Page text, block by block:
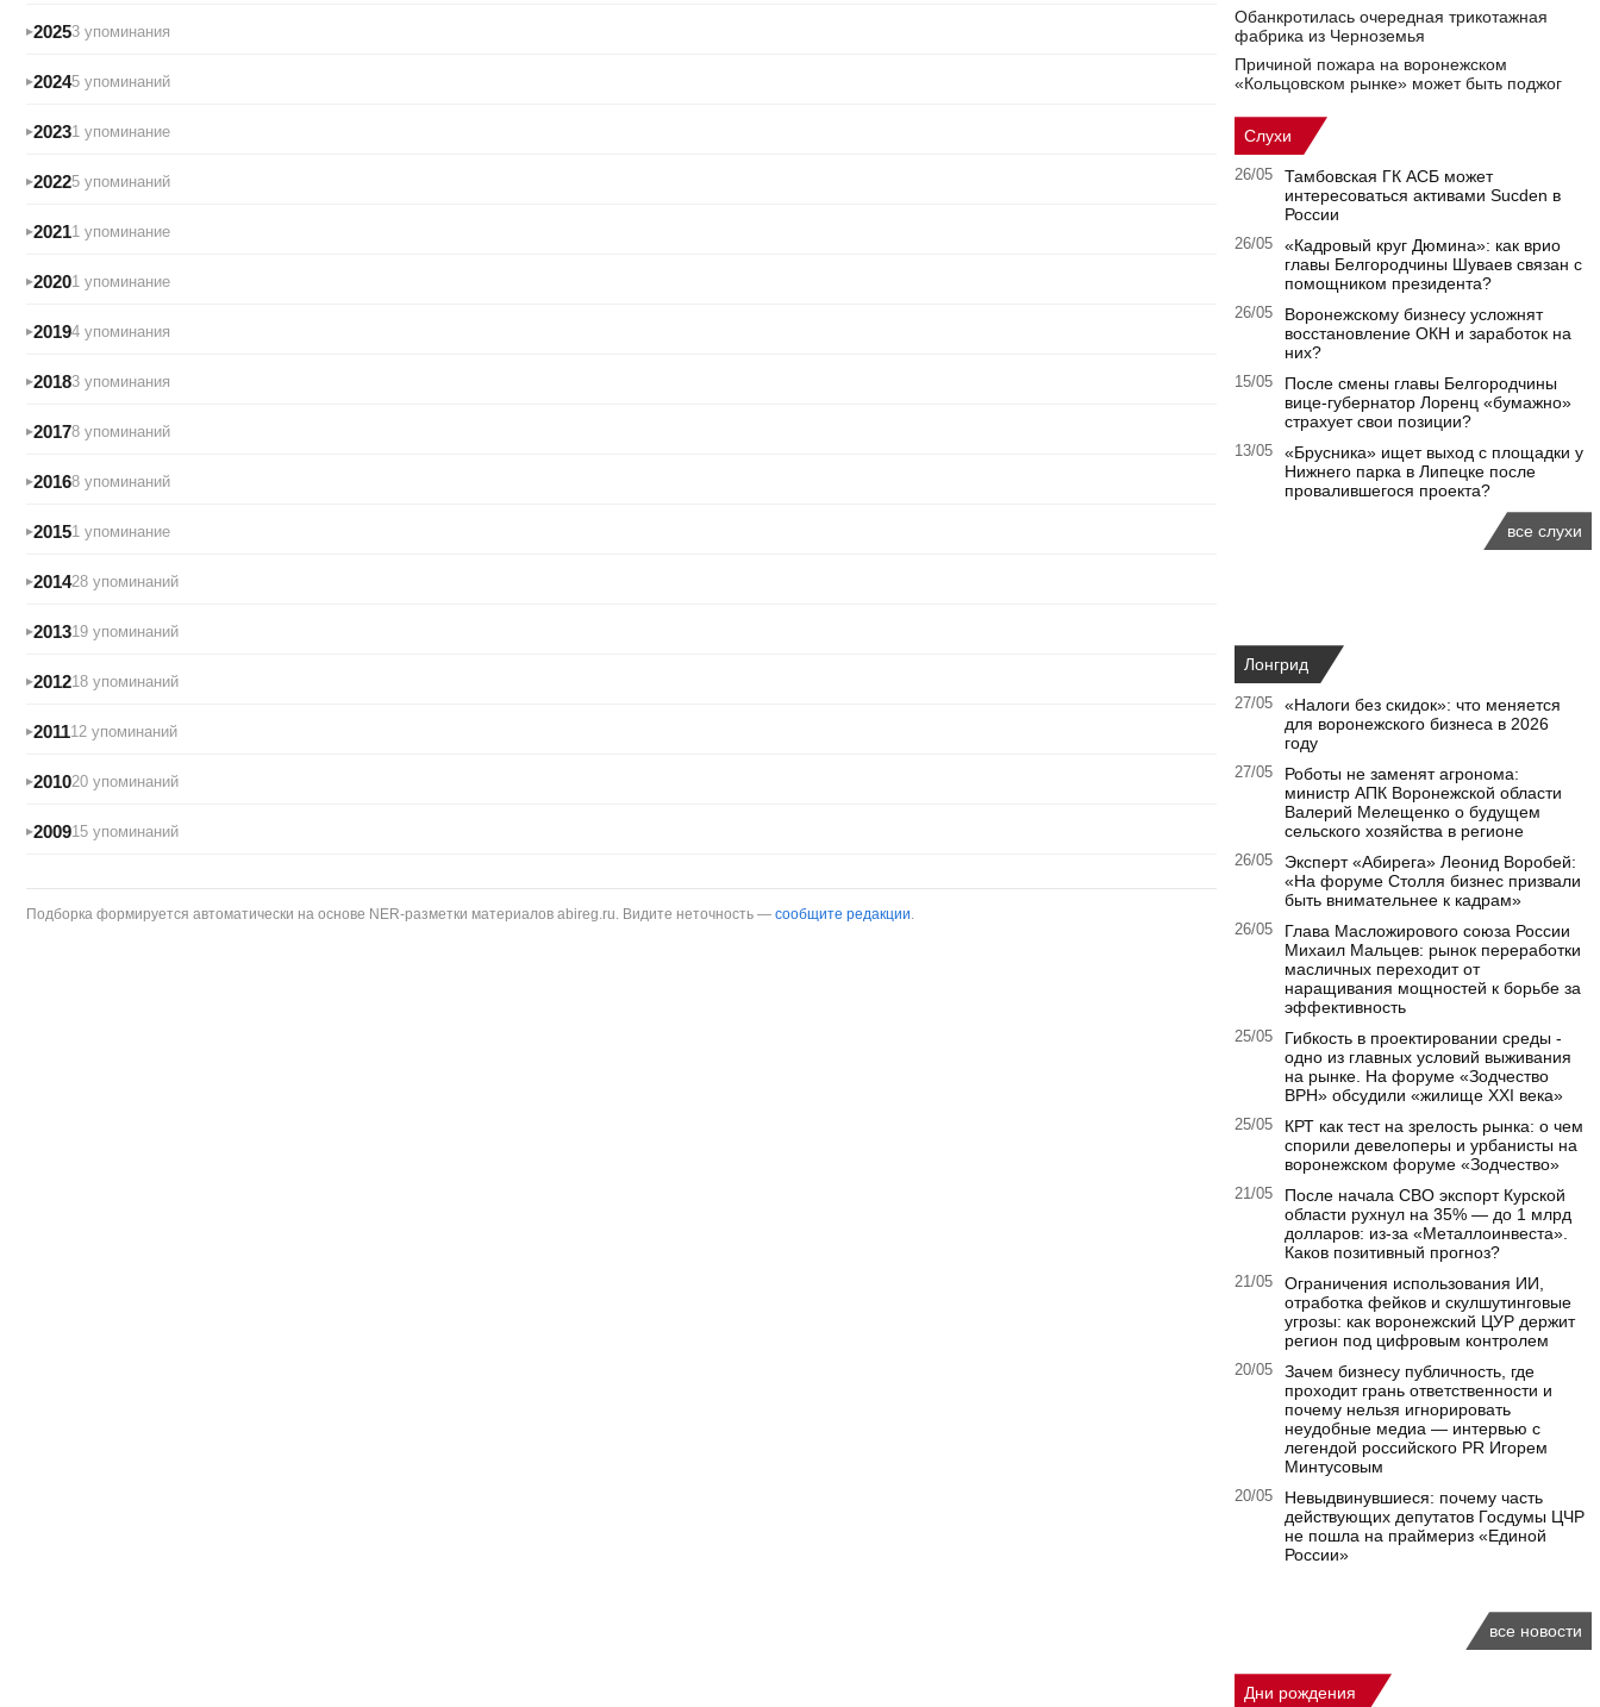
20253 упоминания
20245 упоминаний
20231 упоминание
20225 упоминаний
20211 упоминание
20201 упоминание
20194 упоминания
20183 упоминания
20178 упоминаний
20168 упоминаний
20151 упоминание
201428 упоминаний
201319 упоминаний
201218 упоминаний
201112 упоминаний
201020 упоминаний
200915 упоминаний
Подборка формируется автоматически на основе NER-разметки материалов abireg.ru. Видите неточность — сообщите редакции.
Обанкротилась очередная трикотажная
фабрика из Черноземья
Причиной пожара на воронежском
«Кольцовском рынке» может быть поджог
Слухи
26/05
Тамбовская ГК АСБ может
интересоваться активами Sucden в
России
26/05
«Кадровый круг Дюмина»: как врио
главы Белгородчины Шуваев связан с
помощником президента?
26/05
Воронежскому бизнесу усложнят
восстановление ОКН и заработок на
них?
15/05
После смены главы Белгородчины
вице-губернатор Лоренц «бумажно»
страхует свои позиции?
13/05
«Брусника» ищет выход с площадки у
Нижнего парка в Липецке после
провалившегося проекта?
все слухи
Лонгрид
27/05
«Налоги без скидок»: что меняется
для воронежского бизнеса в 2026
году
27/05
Роботы не заменят агронома:
министр АПК Воронежской области
Валерий Мелещенко о будущем
сельского хозяйства в регионе
26/05
Эксперт «Абирега» Леонид Воробей:
«На форуме Столля бизнес призвали
быть внимательнее к кадрам»
26/05
Глава Масложирового союза России
Михаил Мальцев: рынок переработки
масличных переходит от
наращивания мощностей к борьбе за
эффективность
25/05
Гибкость в проектировании среды -
одно из главных условий выживания
на рынке. На форуме «Зодчество
ВРН» обсудили «жилище XXI века»
25/05
КРТ как тест на зрелость рынка: о чем
спорили девелоперы и урбанисты на
воронежском форуме «Зодчество»
21/05
После начала СВО экспорт Курской
области рухнул на 35% — до 1 млрд
долларов: из-за «Металлоинвеста».
Каков позитивный прогноз?
21/05
Ограничения использования ИИ,
отработка фейков и скулшутинговые
угрозы: как воронежский ЦУР держит
регион под цифровым контролем
20/05
Зачем бизнесу публичность, где
проходит грань ответственности и
почему нельзя игнорировать
неудобные медиа — интервью с
легендой российского PR Игорем
Минтусовым
20/05
Невыдвинувшиеся: почему часть
действующих депутатов Госдумы ЦЧР
не пошла на праймериз «Единой
России»
все новости
Дни рождения